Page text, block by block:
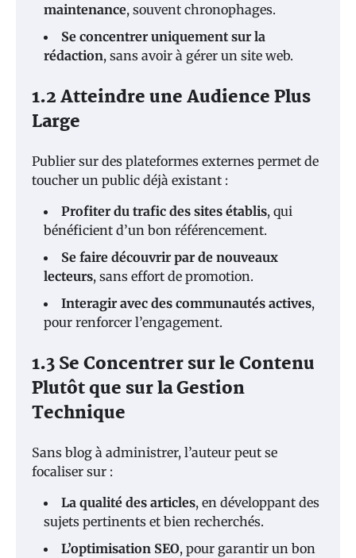
maintenance, souvent chronophages.
Se concentrer uniquement sur la
rédaction, sans avoir à gérer un site web.
1.2 Atteindre une Audience Plus
Large
Publier sur des plateformes externes permet de
toucher un public déjà existant :
Profiter du trafic des sites établis, qui
bénéficient d’un bon référencement.
Se faire découvrir par de nouveaux
lecteurs, sans effort de promotion.
Interagir avec des communautés actives,
pour renforcer l’engagement.
1.3 Se Concentrer sur le Contenu
Plutôt que sur la Gestion
Technique
Sans blog à administrer, l’auteur peut se
focaliser sur :
La qualité des articles, en développant des
sujets pertinents et bien recherchés.
L’optimisation SEO, pour garantir un bon